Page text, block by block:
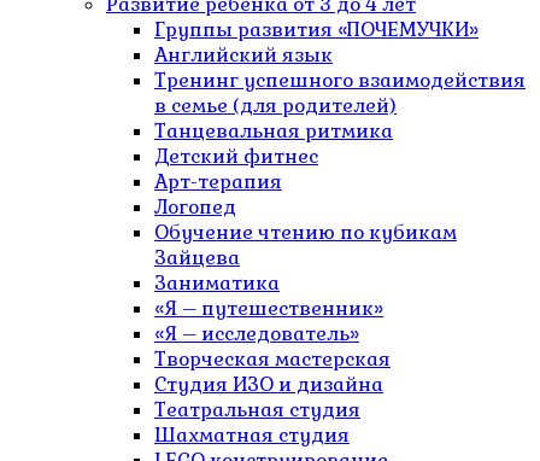
Группы развития «ПОЧЕМУЧКИ»
Английский язык
Тренинг успешного взаимодействия
в семье (для родителей)
Танцевальная ритмика
Детский фитнес
Арт-терапия
Логопед
Обучение чтению по кубикам
Зайцева
Заниматика
«Я – путешественник»
«Я – исследователь»
Творческая мастерская
Студия ИЗО и дизайна
Театральная студия
Шахматная студия